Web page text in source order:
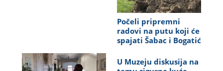
Počeli pripremni
radovi na putu koji će
spajati Šabac i Bogatić
U Muzeju diskusija na